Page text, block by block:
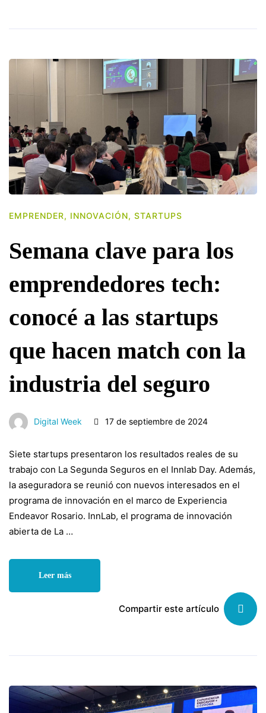
EMPRENDER, INNOVACIÓN, STARTUPS
Semana clave para los
emprendedores tech:
conocé a las startups
que hacen match con la
industria del seguro
Digital Week 17 de septiembre de 2024
Siete startups presentaron los resultados reales de su
trabajo con La Segunda Seguros en el Innlab Day. Además,
la aseguradora se reunió con nuevos interesados en el
programa de innovación en el marco de Experiencia
Endeavor Rosario. InnLab, el programa de innovación
abierta de La …
Leer más
Compartir este artículo